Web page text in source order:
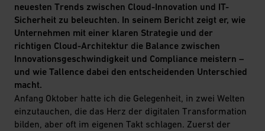
neuesten Trends zwischen Cloud-Innovation und IT-
Sicherheit zu beleuchten. In seinem Bericht zeigt er, wie
Unternehmen mit einer klaren Strategie und der
richtigen Cloud-Architektur die Balance zwischen
Innovationsgeschwindigkeit und Compliance meistern –
und wie Tallence dabei den entscheidenden Unterschied
macht.
Anfang Oktober hatte ich die Gelegenheit, in zwei Welten
einzutauchen, die das Herz der digitalen Transformation
bilden, aber oft im eigenen Takt schlagen. Zuerst der